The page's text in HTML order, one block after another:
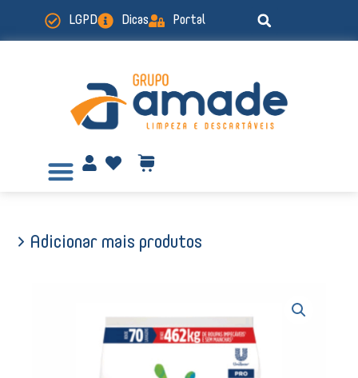
LGPD Dicas Portal
> Adicionar mais produtos